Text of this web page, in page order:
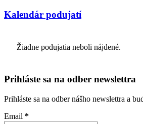
Kalendár podujatí
Žiadne podujatia neboli nájdené.
Prihláste sa na odber newslettra
Prihláste sa na odber nášho newslettra a
Email *